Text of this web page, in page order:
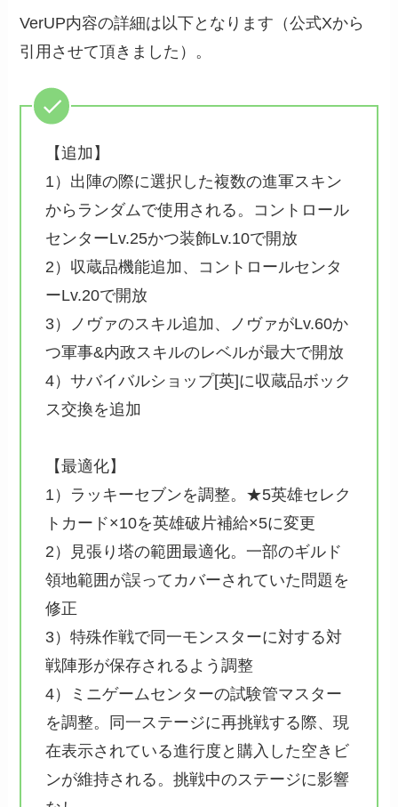
VerUP内容の詳細は以下となります（公式Xから
引用させて頂きました）。
【追加】
1）出陣の際に選択した複数の進軍スキン
からランダムで使用される。コントロール
センターLv.25かつ装飾Lv.10で開放
2）収蔵品機能追加、コントロールセンタ
ーLv.20で開放
3）ノヴァのスキル追加、ノヴァがLv.60か
つ軍事&内政スキルのレベルが最大で開放
4）サバイバルショップ[英]に収蔵品ボック
ス交換を追加
【最適化】
1）ラッキーセブンを調整。★5英雄セレク
トカード×10を英雄破片補給×5に変更
2）見張り塔の範囲最適化。一部のギルド
領地範囲が誤ってカバーされていた問題を
修正
3）特殊作戦で同一モンスターに対する対
戦陣形が保存されるよう調整
4）ミニゲームセンターの試験管マスター
を調整。同一ステージに再挑戦する際、現
在表示されている進行度と購入した空きビ
ンが維持される。挑戦中のステージに影響